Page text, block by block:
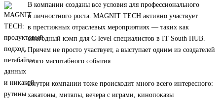
В компании созданы все условия для профессионального
и личностного роста. MAGNIT TECH активно участвует
в престижных отраслевых мероприятиях — таких как
ежегодный кэмп для C-level специалистов в IT South HUB.
Причем не просто участвует, а выступает одним из создателей
этого масштабного события.
Внутри компании тоже происходит много всего интересного:
хакатоны, митапы, вечера с играми, кинопоказы